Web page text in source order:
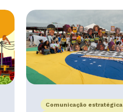
Comunicação estratégica